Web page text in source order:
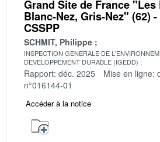
Grand Site de France "Les
Blanc-Nez, Gris-Nez" (62)
CSSPP
SCHMIT, Philippe
INSPECTION GENERALE DE
DEVELOPPEMENT DURABLE (IGEDD)
Rapport: déc. 2025 Mise en ligne:
n°016144-01
Accéder à la notice